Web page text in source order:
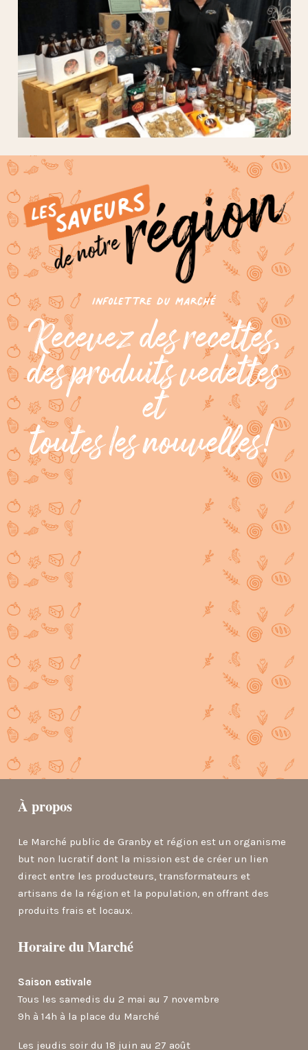
infolettre du marché
Recevez des recettes,
des produits vedettes
et
toutes les nouvelles!
À propos
Le Marché public de Granby et région est un organisme
but non lucratif dont la mission est de créer un lien
direct entre les producteurs, transformateurs et
artisans de la région et la population, en offrant des
produits frais et locaux.
Horaire du Marché
Saison estivale
Tous les samedis du 2 mai au 7 novembre
9h à 14h à la place du Marché
Les jeudis soir du 18 juin au 27 août